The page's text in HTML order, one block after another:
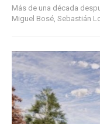
Más de una década
Miguel Bosé, Sebastián